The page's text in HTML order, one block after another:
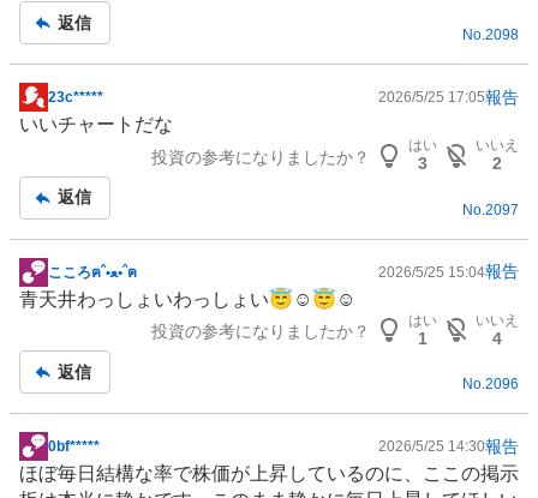
事
返信
No.2098
掲
示
事
23c***** 2026/5/25 17:05報告
いいチャートだな
投資の参考になりましたか？
はい
3
いいえ
2
返信
No. 2097
掲
示
事
こころฅˆ•ﻌ•ˆฅ 2026/5/25 15:04報告
青天井わっしょいわっしょい😇☺️😇☺️
投資の参考になりましたか？
はい
1
いいえ
4
返信
No.2096
掲
示
0bf***** 2026/5/25 14:30報告
ほぼ毎日結構な率で株価が上昇しているのに、ここの掲示